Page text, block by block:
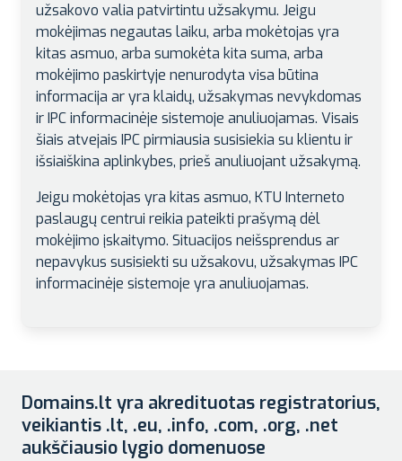
užsakovo valia patvirtintu užsakymu. Jeigu
mokėjimas negautas laiku, arba mokėtojas yra
kitas asmuo, arba sumokėta kita suma, arba
mokėjimo paskirtyje nenurodyta visa būtina
informacija ar yra klaidų, užsakymas nevykdomas
ir IPC informacinėje sistemoje anuliuojamas. Visais
šiais atvejais IPC pirmiausia susisiekia su klientu ir
išsiaiškina aplinkybes, prieš anuliuojant užsakymą.
Jeigu mokėtojas yra kitas asmuo, KTU Interneto
paslaugų centrui reikia pateikti prašymą dėl
mokėjimo įskaitymo. Situacijos neišsprendus ar
nepavykus susisiekti su užsakovu, užsakymas IPC
informacinėje sistemoje yra anuliuojamas.
Domains.lt yra akredituotas registratorius,
veikiantis .lt, .eu, .info, .com, .org, .net
aukščiausio lygio domenuose